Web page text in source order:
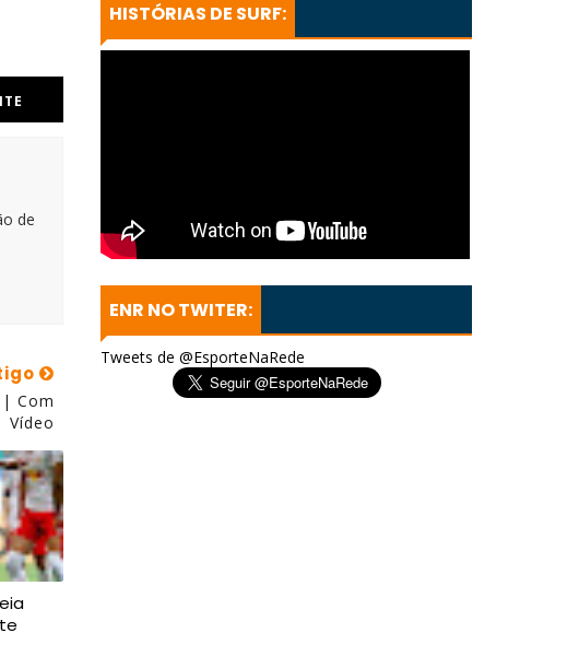
de
| Com
Vídeo
HISTÓRIAS DE SURF:
ENR NO TWITER:
Tweets de @EsporteNaRede